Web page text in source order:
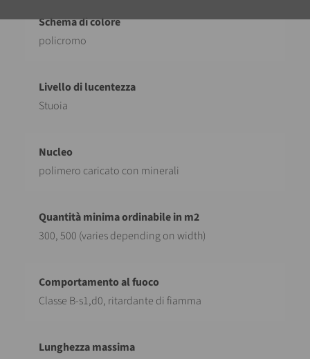
policromo
Stuoia
polimero caricato con minerali
300, 500 (varies depending on width)
Classe B-s1,d0, ritardante di fiamma